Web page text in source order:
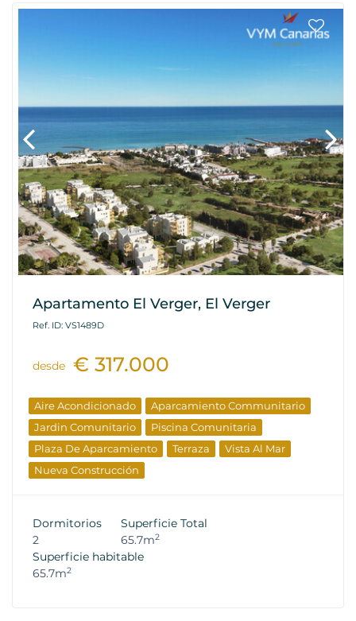
Apartamento El Verger, El Verger
Ref. ID: VS1489D
desde € 317.000
Aire Acondicionado
Aparcamiento Communitario
Jardin Comunitario
Piscina Comunitaria
Plaza De Aparcamiento
Terraza
Vista Al Mar
Nueva Construcción
Dormitorios
2
Superficie Total
65.7m2
Superficie habitable
65.7m2